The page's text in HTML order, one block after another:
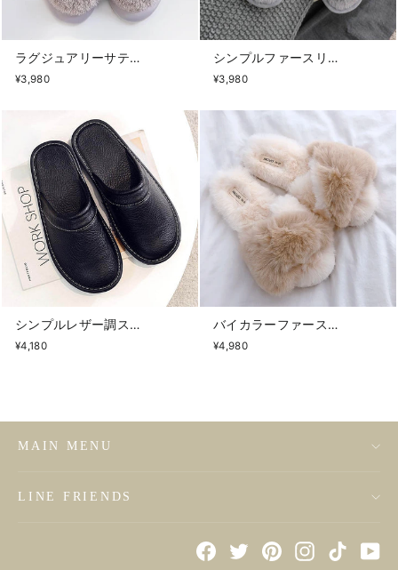
ラグジュアリーサテンスリッパ
¥3,980
シンプルファースリッパ
¥3,980
シンプルレザー調スリッパ
¥4,180
バイカラーファースリッパ
¥4,980
MAIN MENU
LINE FRIENDS
Facebook
Twitter PinterestInstagram
TikTok